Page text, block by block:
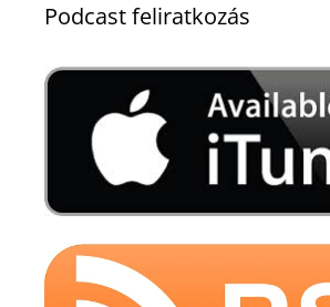
Podcast feliratkozás